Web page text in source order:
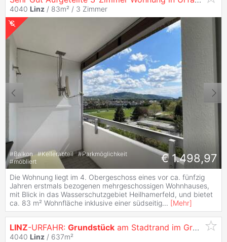
4040 Linz / 83m² / 3 Zimmer
#Balkon #Kellerabteil #Parkmöglichkeit
#möbliert € 1.498,97
Die Wohnung liegt im 4. Obergeschoss eines vor ca. fünfzig
Jahren erstmals bezogenen mehrgeschossigen Wohnhauses,
mit Blick in das Wasserschutzgebiet Heilhamerfeld, und bietet
ca. 83 m² Wohnfläche inklusive einer südseitig... [Mehr]
LINZ-URFAHR: Grundstück am Stadtrand im Grünen
4040 Linz / 637m²